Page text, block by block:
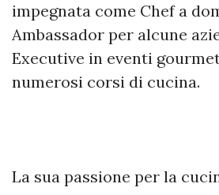
impegnata come Chef a
Ambassador per alcune
Executive in eventi
numerosi corsi di cucina.
La sua passione per la